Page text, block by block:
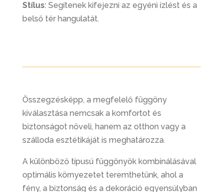
Stílus: Segítenek kifejezni az egyéni ízlést és a
belső tér hangulatát.
Összegzésképp, a megfelelő függöny
kiválasztása nemcsak a komfortot és
biztonságot növeli, hanem az otthon vagy a
szálloda esztétikáját is meghatározza.
A különböző típusú függönyök kombinálásával
optimális környezetet teremthetünk, ahol a
fény, a biztonság és a dekoráció egyensúlyban